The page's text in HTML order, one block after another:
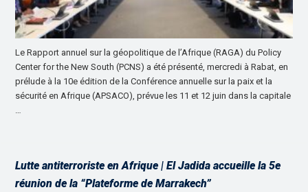
Le Rapport annuel sur la géopolitique de l’Afrique (RAGA) du Policy
Center for the New South (PCNS) a été présenté, mercredi à Rabat, en
prélude à la 10e édition de la Conférence annuelle sur la paix et la
sécurité en Afrique (APSACO), prévue les 11 et 12 juin dans la capitale
Lutte antiterroriste en Afrique | El Jadida accueille la 5e
réunion de la “Plateforme de Marrakech”